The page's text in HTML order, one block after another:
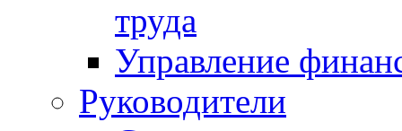
труда
Управление
Руководители